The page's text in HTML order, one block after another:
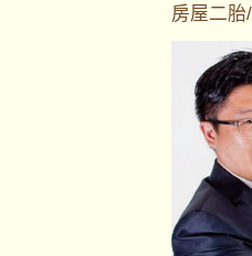
房屋二